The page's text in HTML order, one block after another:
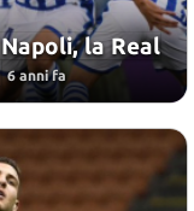
la Real
6 anni fa